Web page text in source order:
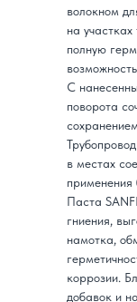
волокном
на
полную
С
поворота
в местах
применения
Паста
гниения,
намотка,
коррозии.
добавок и